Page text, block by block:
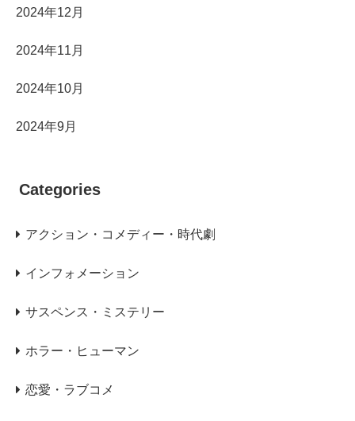
2024年12月
2024年11月
2024年10月
2024年9月
Categories
アクション・コメディー・時代劇
インフォメーション
サスペンス・ミステリー
ホラー・ヒューマン
恋愛・ラブコメ